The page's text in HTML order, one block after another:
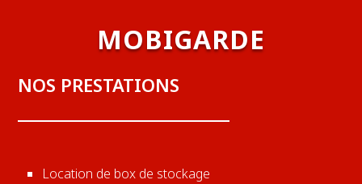
MOBIGARDE
NOS PRESTATIONS
Location de box de stockage